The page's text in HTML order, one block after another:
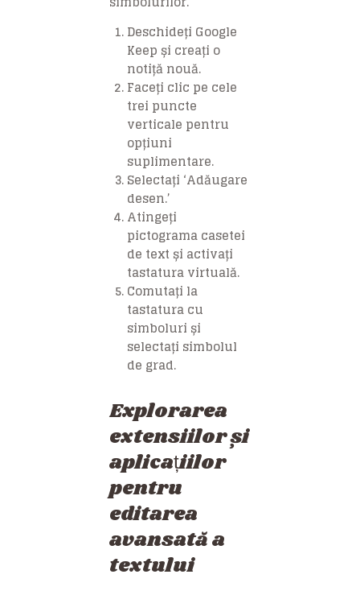
Deschideți Google
Keep și creați o
notiță nouă.
Faceți clic pe cele
trei puncte
verticale pentru
opțiuni
suplimentare.
Selectați ‘Adăugare
desen.’
Atingeți
pictograma casetei
de text și activați
tastatura virtuală.
Comutați la
tastatura cu
simboluri și
selectați simbolul
de grad.
Explorarea
extensiilor și
aplicațiilor
pentru
editarea
avansată a
textului